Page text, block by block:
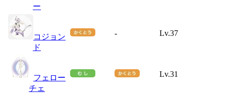
ー
コジョン
ド
- Lv.37
フェロー
チェ
Lv.31